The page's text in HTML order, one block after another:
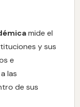
mide el
y sus
e
las
de sus